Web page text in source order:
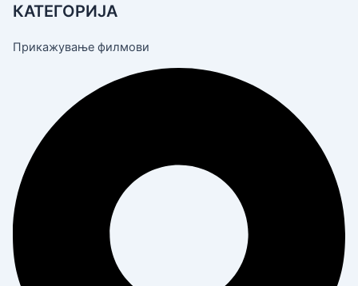
КАТЕГОРИЈА
Прикажување филмови